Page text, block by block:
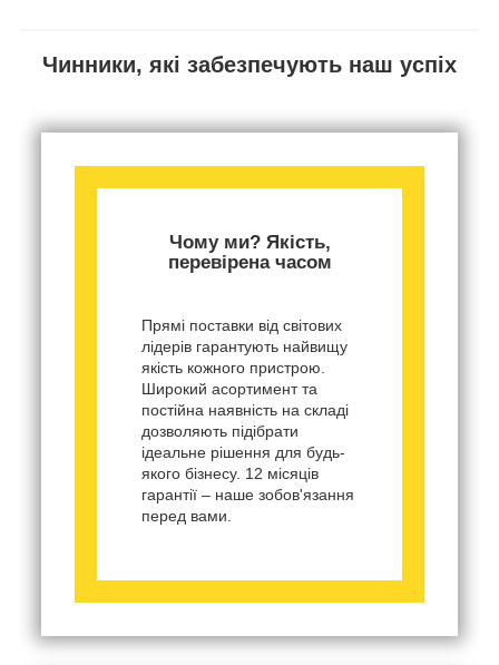
Чинники, які забезпечують наш успіх
Чому ми? Якість,
перевірена часом
Прямі поставки від світових
лідерів гарантують найвищу
якість кожного пристрою.
Широкий асортимент та
постійна наявність на складі
дозволяють підібрати
ідеальне рішення для будь-
якого бізнесу. 12 місяців
гарантії – наше зобов'язання
перед вами.